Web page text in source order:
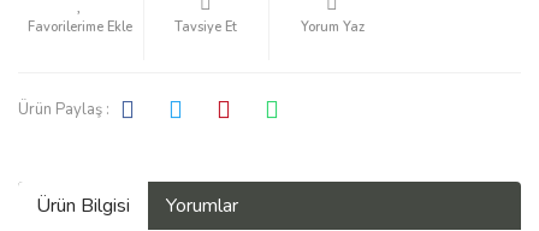
Tavsiye Et Yorum Yaz
Ürün Paylaş :
Ürün Bilgisi Yorumlar